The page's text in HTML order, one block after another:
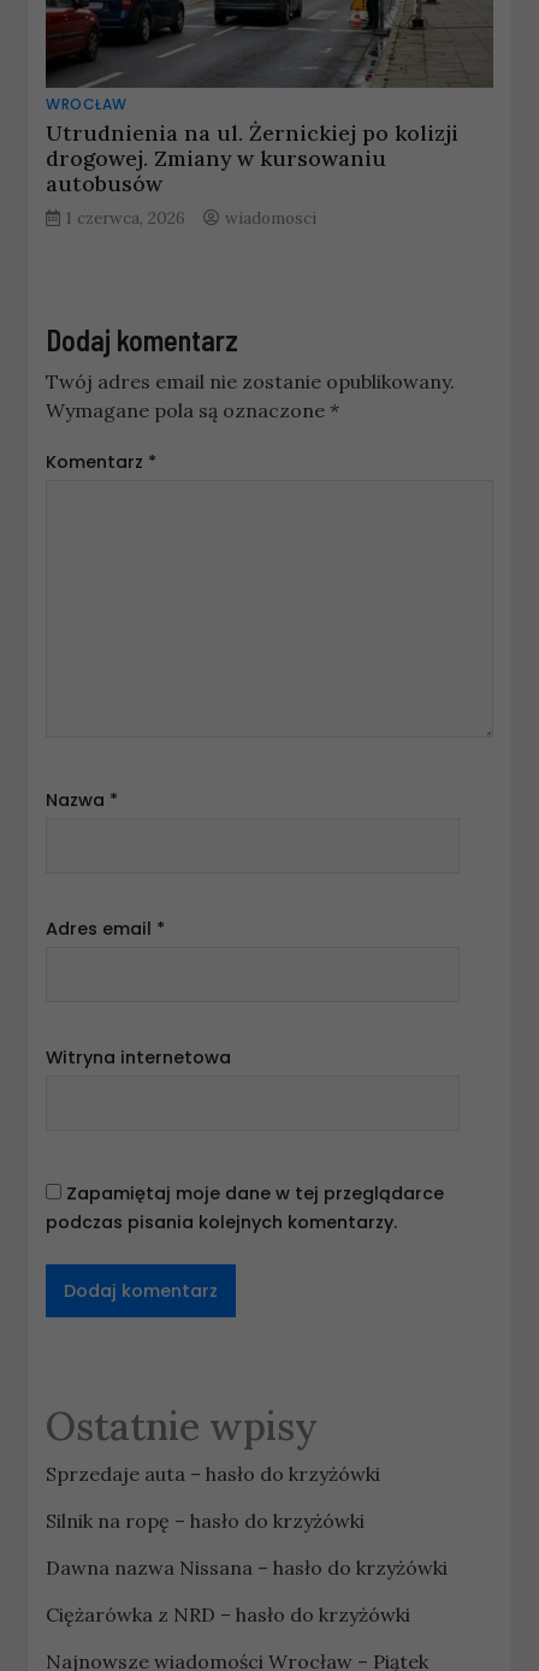
WROCŁAW
Utrudnienia na ul. Żernickiej po kolizji
drogowej. Zmiany w kursowaniu
autobusów
1 czerwca, 2026 wiadomosci
Dodaj komentarz
Twój adres email nie zostanie opublikowany.
Wymagane pola są oznaczone *
Komentarz *
Nazwa *
Adres email *
Witryna internetowa
Zapamiętaj moje dane w tej przeglądarce
podczas pisania kolejnych komentarzy.
Ostatnie wpisy
Sprzedaje auta – hasło do krzyżówki
Silnik na ropę – hasło do krzyżówki
Dawna nazwa Nissana – hasło do krzyżówki
Ciężarówka z NRD – hasło do krzyżówki
Najnowsze wiadomości Wrocław – Piątek